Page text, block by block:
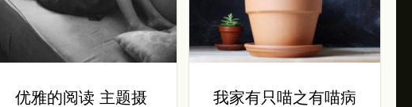
优雅的阅读 主题摄
我家有只喵之有喵病